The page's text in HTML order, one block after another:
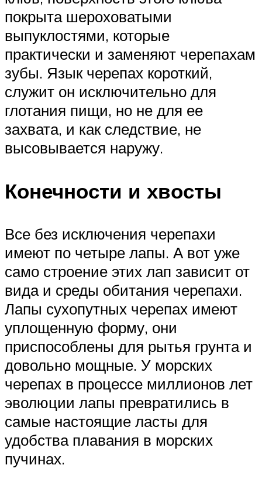
покрыта шероховатыми
выпуклостями, которые
практически и заменяют черепахам
зубы. Язык черепах короткий,
служит он исключительно для
глотания пищи, но не для ее
захвата, и как следствие, не
высовывается наружу.
Конечности и хвосты
Все без исключения черепахи
имеют по четыре лапы. А вот уже
само строение этих лап зависит от
вида и среды обитания черепахи.
Лапы сухопутных черепах имеют
уплощенную форму, они
приспособлены для рытья грунта и
довольно мощные. У морских
черепах в процессе миллионов лет
эволюции лапы превратились в
самые настоящие ласты для
удобства плавания в морских
пучинах.